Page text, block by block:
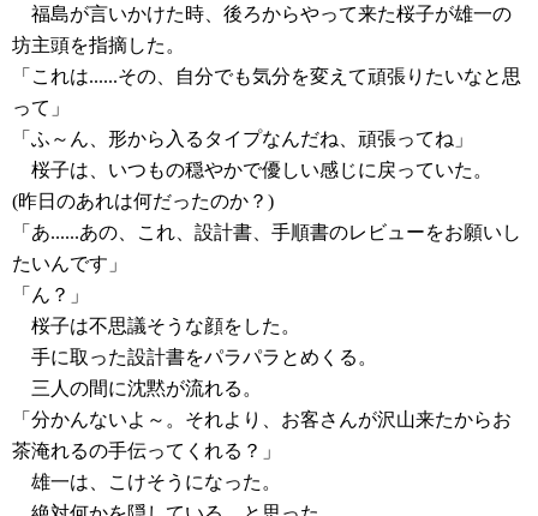
福島が言いかけた時、後ろからやって来た桜子が雄一の
坊主頭を指摘した。
「これは......その、自分でも気分を変えて頑張りたいなと思
って」
「ふ～ん、形から入るタイプなんだね、頑張ってね」
桜子は、いつもの穏やかで優しい感じに戻っていた。
(昨日のあれは何だったのか？)
「あ......あの、これ、設計書、手順書のレビューをお願いし
たいんです」
「ん？」
桜子は不思議そうな顔をした。
手に取った設計書をパラパラとめくる。
三人の間に沈黙が流れる。
「分かんないよ～。それより、お客さんが沢山来たからお
茶淹れるの手伝ってくれる？」
雄一は、こけそうになった。